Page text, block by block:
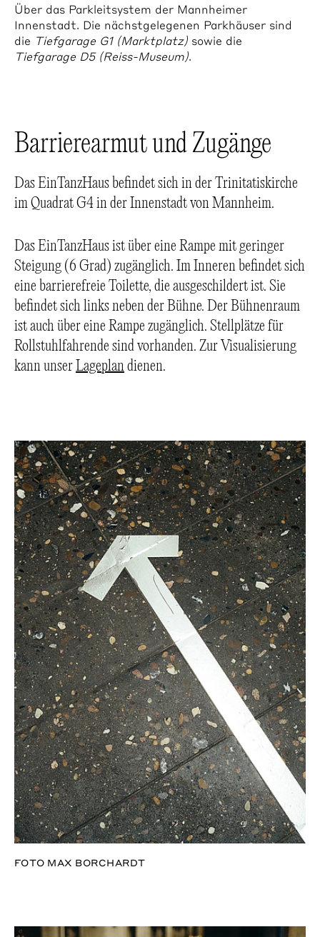
Über das Parkleitsystem der Mannheimer
Innenstadt. Die nächstgelegenen Parkhäuser sind
die Tiefgarage G1 (Marktplatz) sowie die
Tiefgarage D5 (Reiss-Museum).
Barrierearmut und Zugänge
Das EinTanzHaus befindet sich in der Trinitatiskirche
im Quadrat G4 in der Innenstadt von Mannheim.
Das EinTanzHaus ist über eine Rampe mit geringer
Steigung (6 Grad) zugänglich. Im Inneren befindet sich
eine barrierefreie Toilette, die ausgeschildert ist. Sie
befindet sich links neben der Bühne. Der Bühnenraum
ist auch über eine Rampe zugänglich. Stellplätze für
Rollstuhlfahrende sind vorhanden. Zur Visualisierung
kann unser
Lageplan dienen.
FOTO MAX BORCHARDT